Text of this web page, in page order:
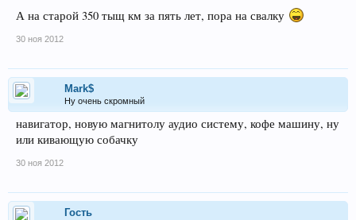
А на старой 350 тыщ км за пять лет, пора на свалку
30 ноя 2012
Mark$
Ну очень скромный
навигатор, новую магнитолу аудио систему, кофе машину, ну
или кивающую собачку
30 ноя 2012
Гость